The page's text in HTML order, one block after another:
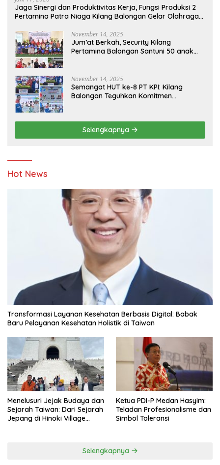
Jaga Sinergi dan Produktivitas Kerja, Fungsi Produksi 2
Pertamina Patra Niaga Kilang Balongan Gelar Olahraga
November 14, 2025
Jum’at Berkah, Security Kilang
Pertamina Balongan Santuni 50 anak
November 14, 2025
Semangat HUT ke-8 PT KPI: Kilang
Balongan Teguhkan Komitmen
Pendidikan
Selengkapnya
Hot News
Transformasi Layanan Kesehatan Berbasis Digital: Babak
Baru Pelayanan Kesehatan Holistik di Taiwan
Menelusuri Jejak Budaya dan
Sejarah Taiwan: Dari Sejarah
Jepang di Hinoki Village
Ketua PDI-P Medan Hasyim:
Teladan Profesionalisme dan
Simbol Toleransi
Selengkapnya